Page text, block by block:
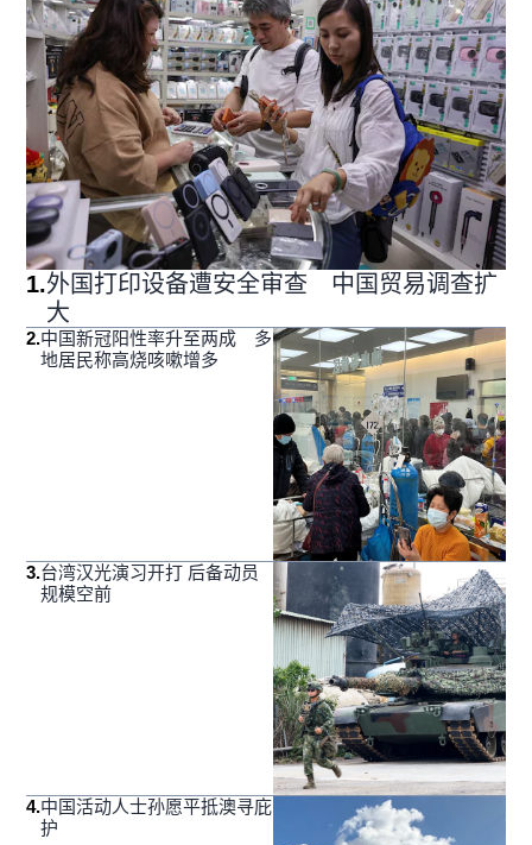
1.外国打印设备遭安全审查 中国贸易调查扩
大
2.中国新冠阳性率升至两成 多
地居民称高烧咳嗽增多
3.台湾汉光演习开打 后备动员
规模空前
4.中国活动人士孙愿平抵澳寻庇
护